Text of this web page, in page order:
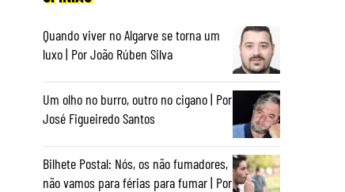
Quando viver no Algarve se torna um
luxo | Por João Rúben Silva
Um olho no burro, outro no cigano | Por
José Figueiredo Santos
Bilhete Postal: Nós, os não fumadores,
não vamos para férias para fumar | Por